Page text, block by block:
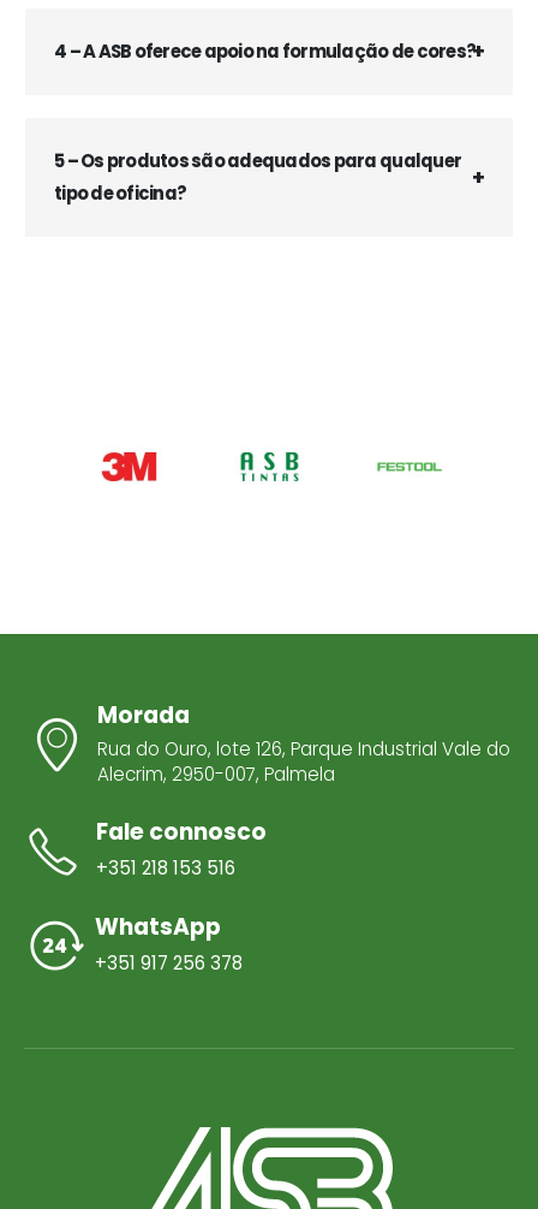
4 – A ASB oferece apoio na formulação de cores?
5 – Os produtos são adequados para qualquer
tipo de oficina?
Morada
Rua do Ouro, lote 126, Parque Industrial Vale do
Alecrim, 2950-007, Palmela
Fale connosco
+351 218 153 516
WhatsApp
+351 917 256 378